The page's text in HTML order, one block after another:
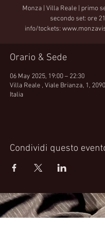
Monza | Villa Reale | primo
secondo set: ore 21
info/tockets:
Orario & Sede
06 May 2025, 19:00 – 22:30
Villa Reale , Viale Brianza, 1,
Italia
Condividi questo